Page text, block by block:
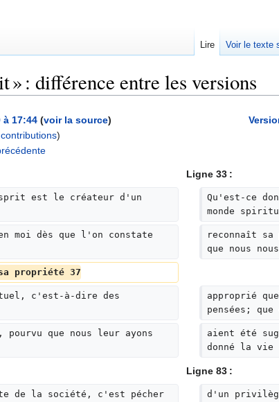
: différence entre les versions
à 17:44 (voir la source)
contributions)
c
Ligne 33 :
est le créateur d'un
Qu'est-ce
monde
moi dès que l'on constate
reconnaît
que nous nous
propriété 37
c'est-à-dire des
approprié
pensées; que
que nous leur ayons
aient été
donné la
Ligne 83 :
de la société, c'est pécher
d'un
Lire Voir le texte